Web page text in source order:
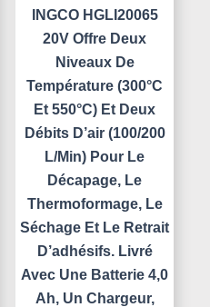
INGCO HGLI20065
20V Offre Deux
Niveaux De
Température (300°C
Et 550°C) Et Deux
Débits D’air (100/200
L/min) Pour Le
Décapage, Le
Thermoformage, Le
Séchage Et Le Retrait
D’adhésifs. Livré
Avec Une Batterie 4,0
Ah, Un Chargeur,